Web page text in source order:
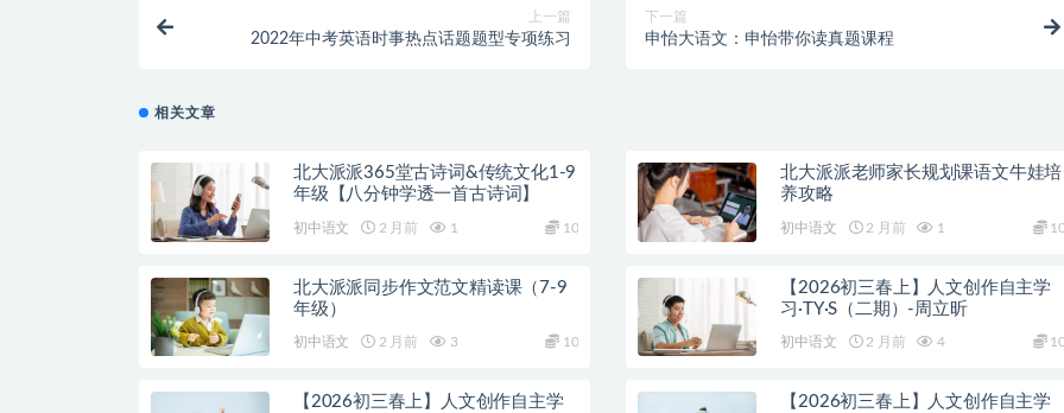
上一篇
2022年中考英语时事热点话题题型专项练习
下一篇
申怡大语文：申怡带你读真题课程
相关文章
北大派派365堂古诗词&传统文化1-9
年级【八分钟学透一首古诗词】
初中语文 2 月前 1 10
北大派派老师家长规划课语文牛娃培
养攻略
初中语文 2 月前 1
北大派派同步作文范文精读课（7-9
年级）
初中语文 2 月前 3 10
【2026初三春上】人文创作自主学
习·TY·S（二期）-周立昕
初中语文 2 月前 4
【2026初三春上】人文创作自主学
【2026初三春上】人文创作自主学